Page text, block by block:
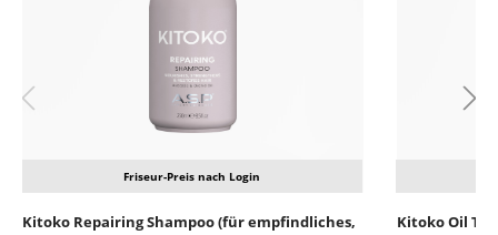
Friseur-Preis nach Login
Kitoko Repairing Shampoo (für empfindliches,
Kitoko Oil